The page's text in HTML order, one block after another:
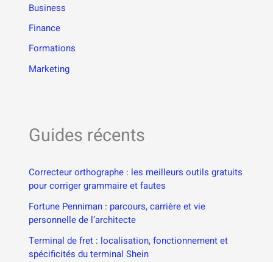
Business
Finance
Formations
Marketing
Guides récents
Correcteur orthographe : les meilleurs outils gratuits
pour corriger grammaire et fautes
Fortune Penniman : parcours, carrière et vie
personnelle de l’architecte
Terminal de fret : localisation, fonctionnement et
spécificités du terminal Shein